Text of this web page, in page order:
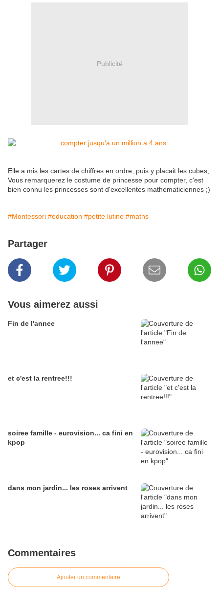
Publicité
Elle a mis les cartes de chiffres en ordre, puis y placait les cubes,
Vous remarquerez le costume de princesse pour compter, c'est
bien connu les princesses sont d'excellentes mathematiciennes ;)
#Montessori #education #petite lutine #maths
Partager
Vous aimerez aussi
Fin de l'annee
et c'est la rentree!!!
soiree famille - eurovision... ca fini en
kpop
dans mon jardin... les roses arrivent
Commentaires
Ajouter un commentaire